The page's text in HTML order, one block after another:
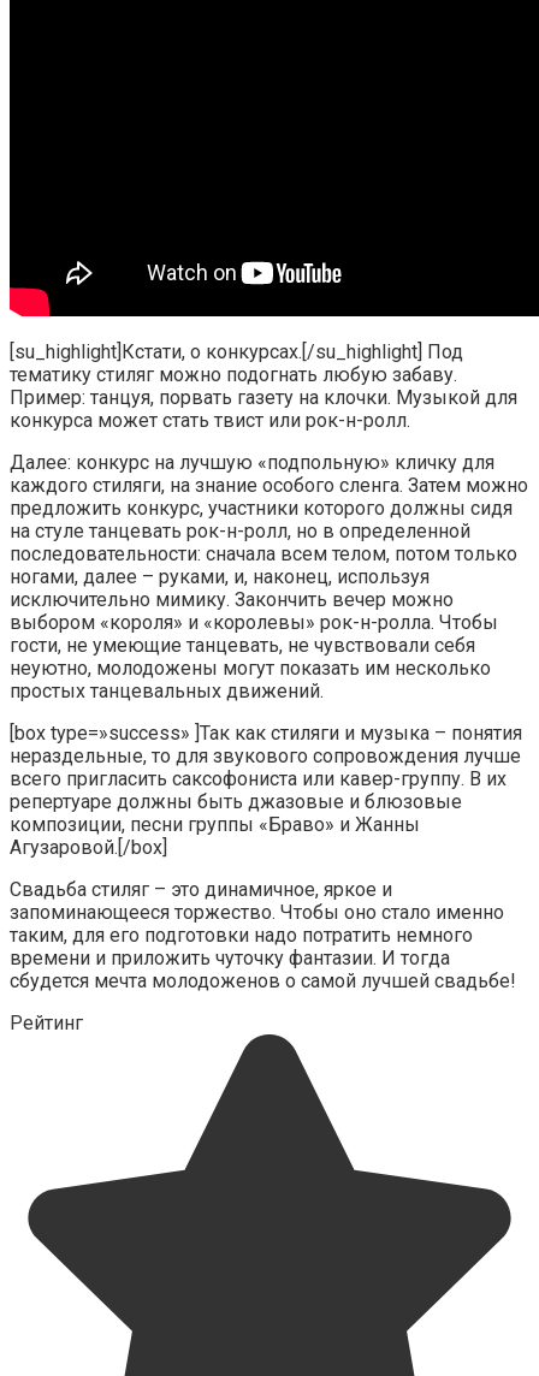
[su_highlight]Кстати, о конкурсах.[/su_highlight] Под
тематику стиляг можно подогнать любую забаву.
Пример: танцуя, порвать газету на клочки. Музыкой для
конкурса может стать твист или рок-н-ролл.
Далее: конкурс на лучшую «подпольную» кличку для
каждого стиляги, на знание особого сленга. Затем можно
предложить конкурс, участники которого должны сидя
на стуле танцевать рок-н-ролл, но в определенной
последовательности: сначала всем телом, потом только
ногами, далее – руками, и, наконец, используя
исключительно мимику. Закончить вечер можно
выбором «короля» и «королевы» рок-н-ролла. Чтобы
гости, не умеющие танцевать, не чувствовали себя
неуютно, молодожены могут показать им несколько
простых танцевальных движений.
[box type=»success» ]Так как стиляги и музыка – понятия
нераздельные, то для звукового сопровождения лучше
всего пригласить саксофониста или кавер-группу. В их
репертуаре должны быть джазовые и блюзовые
композиции, песни группы «Браво» и Жанны
Агузаровой.[/box]
Свадьба стиляг – это динамичное, яркое и
запоминающееся торжество. Чтобы оно стало именно
таким, для его подготовки надо потратить немного
времени и приложить чуточку фантазии. И тогда
сбудется мечта молодоженов о самой лучшей свадьбе!
Рейтинг